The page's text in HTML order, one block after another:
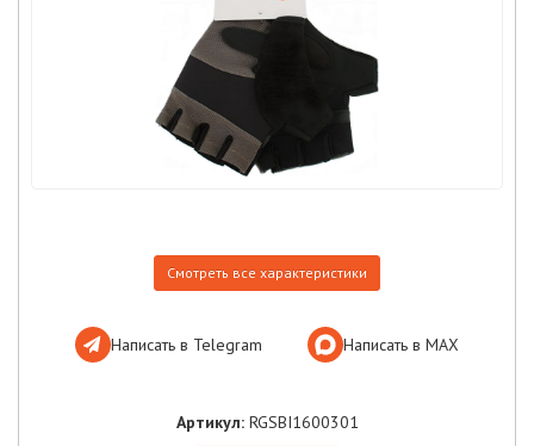
Смотреть все характеристики
Написать в Telegram Написать в МАХ
Артикул: RGSBI1600301